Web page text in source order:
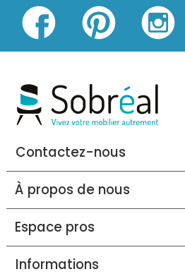
Contactez-nous
À propos de nous
Espace pros
Informations